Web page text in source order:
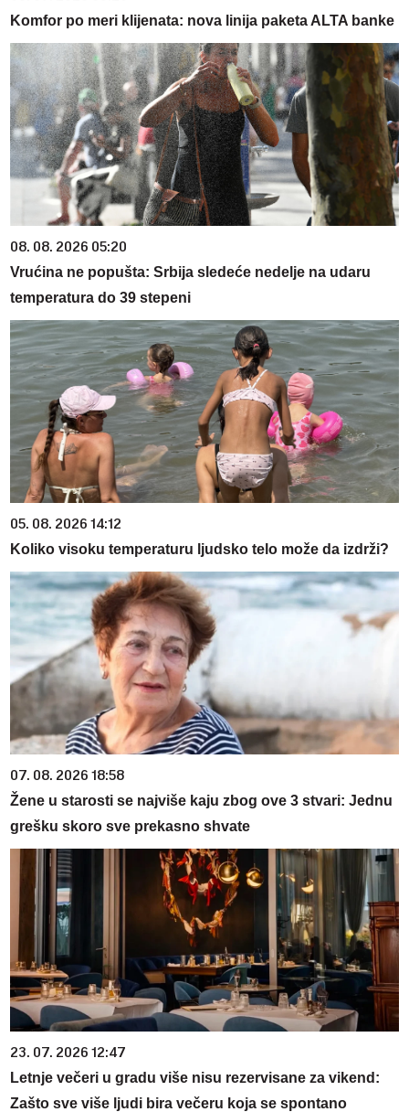
Komfor po meri klijenata: nova linija paketa ALTA banke
08. 08. 2026 05:20
Vrućina ne popušta: Srbija sledeće nedelje na udaru
temperatura do 39 stepeni
05. 08. 2026 14:12
Koliko visoku temperaturu ljudsko telo može da izdrži?
07. 08. 2026 18:58
Žene u starosti se najviše kaju zbog ove 3 stvari: Jednu
grešku skoro sve prekasno shvate
23. 07. 2026 12:47
Letnje večeri u gradu više nisu rezervisane za vikend:
Zašto sve više ljudi bira večeru koja se spontano